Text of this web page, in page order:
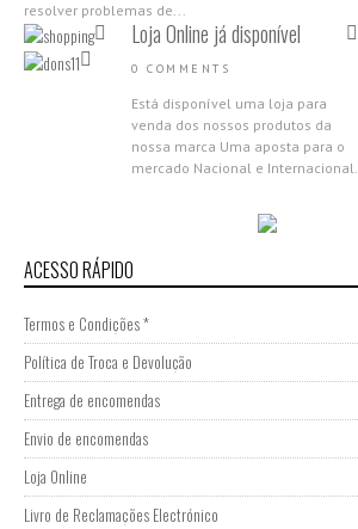
resolver problemas de...
Loja Online já disponível
0 COMMENTS
Está disponível uma loja para
venda dos nossos produtos da
nossa marca Uma aposta para o
mercado Nacional e Internacional.
Nova Gama Nano Molecular
2018
0 COMMENTS
Apresentamos a nova Gama Nano
Molecular da Donsilia
Professional Estamos muito
felizes por partilhar com todas as
porque acreditamos que cada...
Participação Expocosmética
0 COMMENTS
ACESSO RÁPIDO
Termos e Condições *
Política de Troca e Devolução
Entrega de encomendas
Envio de encomendas
Loja Online
Livro de Reclamações Electrónico